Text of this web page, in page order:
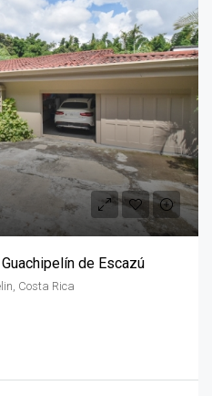
de Escazú
Costa Rica